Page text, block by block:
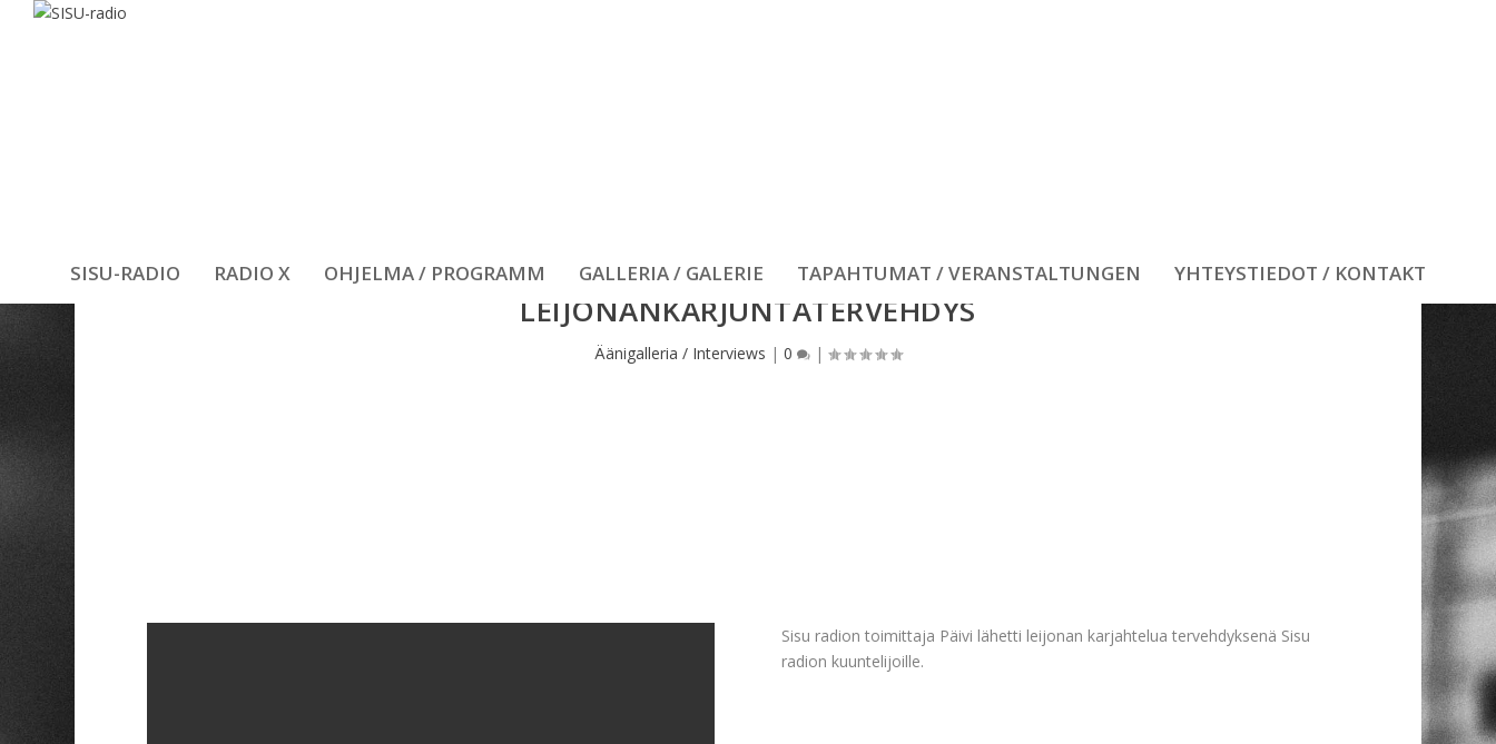
SISU-RADIO RADIO X OHJELMA / PROGRAMM GALLERIA / GALERIE TAPAHTUMAT / VERANSTALTUNGEN YHTEYSTIEDOT / KONTAKT
LEIJONANKARJUNTATERVEHDYS
Äänigalleria / Interviews | 0 |
Sisu radion toimittaja Päivi lähetti leijonan karjahtelua tervehdyksenä Sisu
radion kuuntelijoille.